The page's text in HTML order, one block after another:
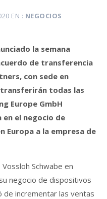
EN
NEGOCIOS
la semana
de transferencia
con sede en
todas las
Europe GmbH
en el negocio de
Europa a la empresa de
Schwabe en
negocio de dispositivos
de incrementar las ventas